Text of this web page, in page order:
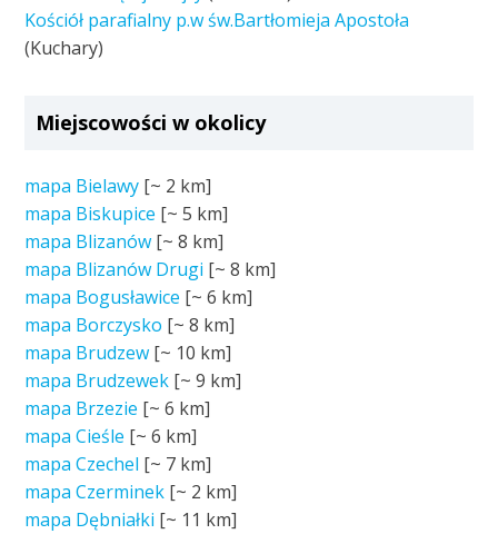
Kościół parafialny p.w św.Bartłomieja Apostoła
(Kuchary)
Miejscowości w okolicy
mapa Bielawy [~ 2 km]
mapa Biskupice [~5 km]
mapa Blizanów [~8 km]
mapa Blizanów Drugi [~8 km]
mapa Bogusławice [~6 km]
mapa Borczysko [~8 km]
mapa Brudzew [~ 10 km]
mapa Brudzewek [~9 km]
mapa Brzezie [~6 km]
mapa Cieśle [~6 km]
mapa Czechel [~ 7 km]
mapa Czerminek [~ 2 km]
mapa Dębniałki [~ 11 km]